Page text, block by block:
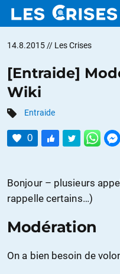
DOSSIERS
CATÉGORIES
CONTACTER
FAIRE UN
DON
14.8.2015 // Les Crises
[Entraide]
Wiki
Entraide
0
Bonjour – plusieurs
rappelle certains…)
Modération
On a bien besoin de